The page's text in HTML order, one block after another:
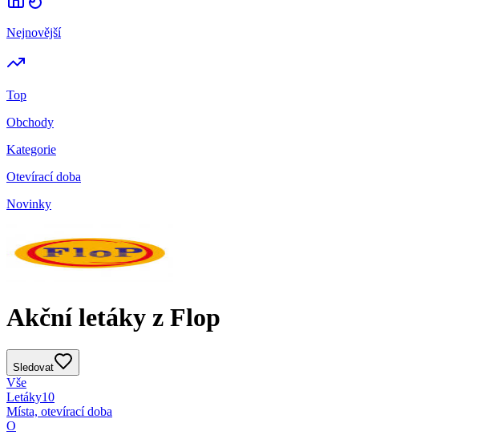
Nejnovější
Top
Obchody
Kategorie
Otevírací doba
Novinky
Akční letáky z Flop
Sledovat
Vše
Letáky10
Místa, otevírací doba
O